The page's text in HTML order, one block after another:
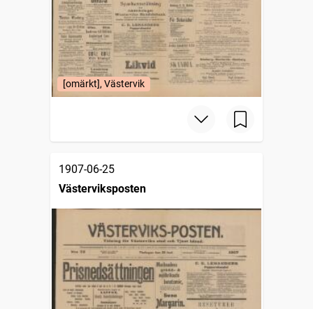
[omärkt], Västervik
1907-06-25
Västerviksposten